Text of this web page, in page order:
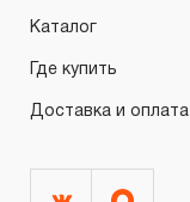
Каталог
Где купить
Доставка и оплата